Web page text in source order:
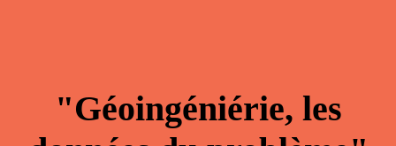
"Géoingéniérie, les